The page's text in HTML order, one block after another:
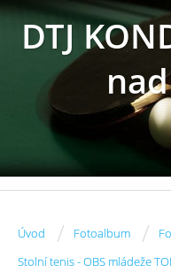
DTJ
Úvod / Fotoalbum /
Stolní tenis - OBS mládeže